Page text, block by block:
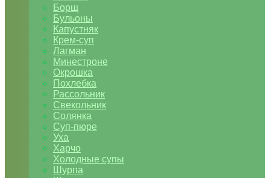
Борщ
Бульоны
Капустняк
Крем-суп
Лагман
Минестроне
Окрошка
Похлебка
Рассольник
Свекольник
Солянка
Суп-пюре
Уха
Харчо
Холодные супы
Шурпа